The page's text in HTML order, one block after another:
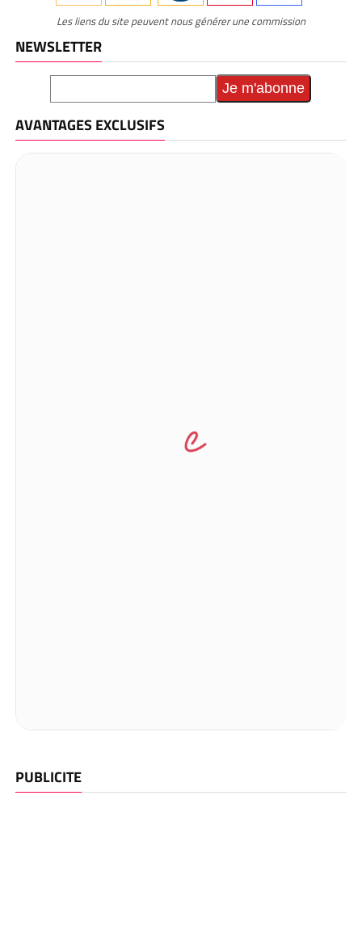
Les liens du site peuvent nous générer une commission
NEWSLETTER
AVANTAGES EXCLUSIFS
PUBLICITE